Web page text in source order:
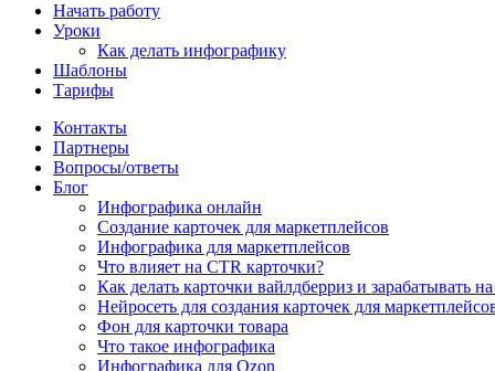
Начать работу
Уроки
Как делать инфографику
Шаблоны
Тарифы
Контакты
Партнеры
Вопросы/ответы
Блог
Инфографика онлайн
Cоздание карточек для маркетплейсов
Инфографика для маркетплейсов
Что влияет на CTR карточки?
Как делать карточки вайлдберриз и зарабатывать
Нейросеть для создания карточек для
Фон для карточки товара
Что такое инфографика
Инфографика для Ozon